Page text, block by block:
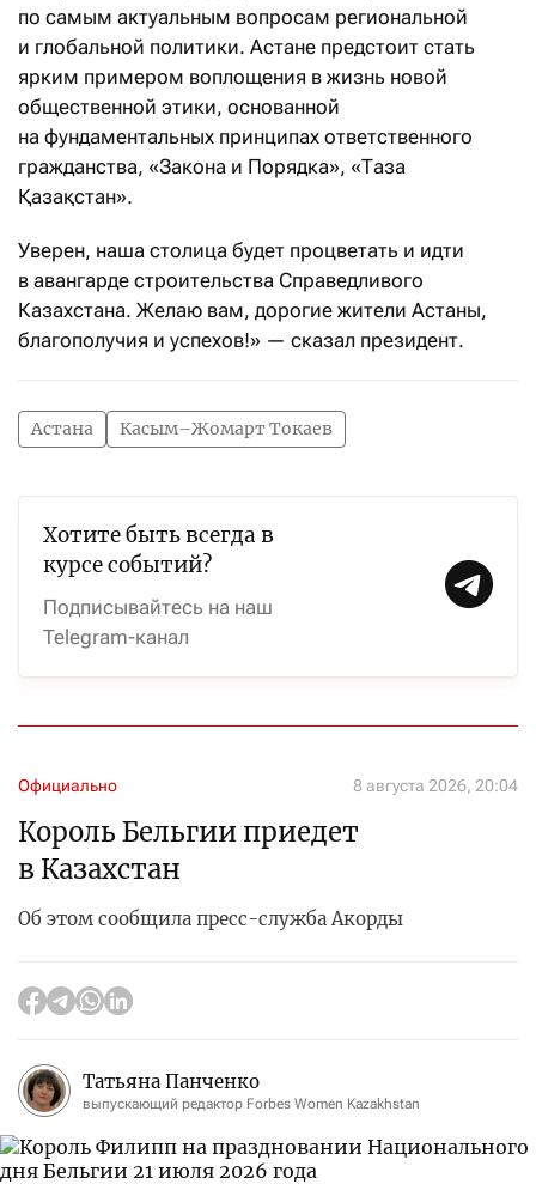
по самым актуальным вопросам региональной
и глобальной политики. Астане предстоит стать
ярким примером воплощения в жизнь новой
общественной этики, основанной
на фундаментальных принципах ответственного
гражданства, «Закона и Порядка», «Таза
Қазақстан».
Уверен, наша столица будет процветать и идти
в авангарде строительства Справедливого
Казахстана. Желаю вам, дорогие жители Астаны,
благополучия и успехов!» — сказал президент.
Астана Касым–Жомарт Токаев
Хотите быть всегда в
курсе событий?
Подписывайтесь на наш
Telegram-канал
Официально 8 августа 2026, 20:04
Король Бельгии приедет
в Казахстан
Об этом сообщила пресс-служба Акорды
Татьяна Панченко
выпускающий редактор Forbes Women Kazakhstan